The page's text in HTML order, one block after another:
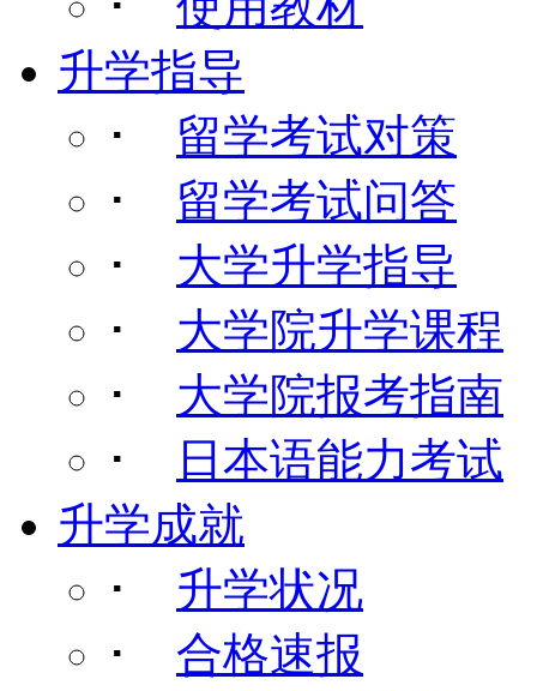
升学指导
･ 留学考试对策
･ 留学考试问答
･ 大学升学指导
･ 大学院升学课程
･ 大学院报考指南
･
日本语能力考试
升学成就
･ 升学状况
･ 合格速报